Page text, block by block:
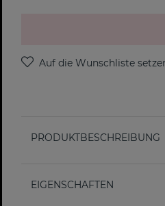
PRODUKTBESCHREIBUNG
EIGENSCHAFTEN